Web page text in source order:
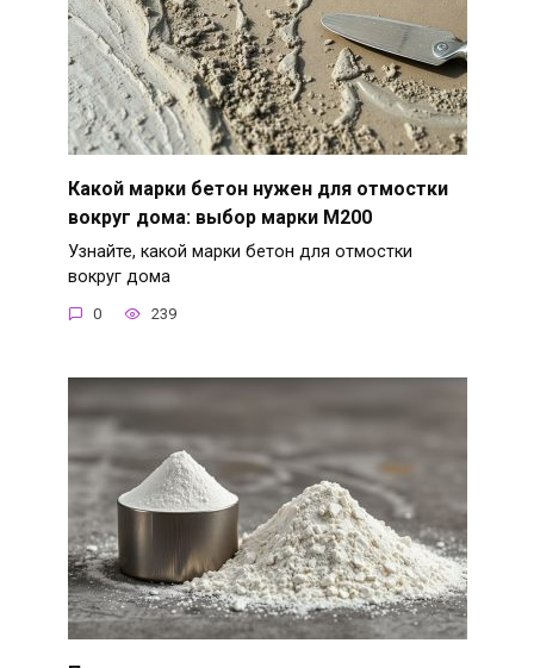
Какой марки бетон нужен для отмостки
вокруг дома: выбор марки М200
Узнайте, какой марки бетон для отмостки
вокруг дома
0 239